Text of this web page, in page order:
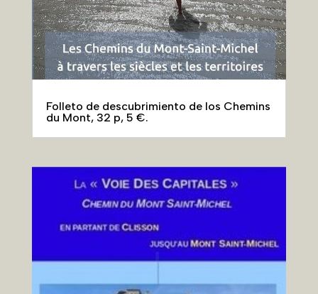
« Entradas más antiguas